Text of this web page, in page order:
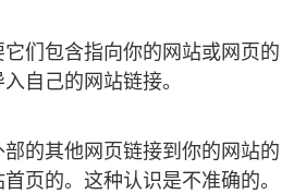
们包含指向你的网站或网页的
自己的网站链接。
的其他网页链接到你的网站的
页的。这种认识是不准确的。